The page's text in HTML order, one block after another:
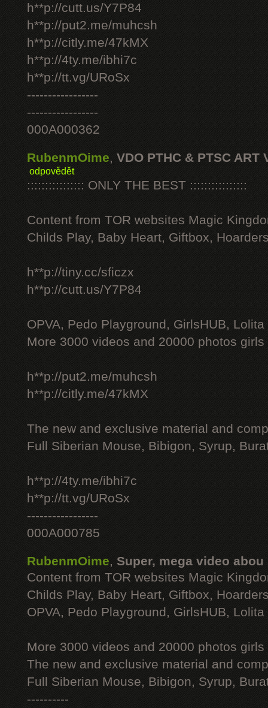
h**p://cutt.us/Y7P84
h**p://put2.me/muhcsh
h**p://citly.me/47kMX
h**p://4ty.me/ibhi7c
h**p://tt.vg/URoSx
-----------------
-----------------
000A000362
RubenmOime, VDO PTHC & PTSC ART
odpovědět
:::::::::::::::: ONLY THE BEST ::::::::::::::::
Content from TOR websites Magic
Childs Play, Baby Heart, Giftbox,
h**p://tiny.cc/sficzx
h**p://cutt.us/Y7P84
OPVA, Pedo Playground, GirlsHUB, Lolita
More 3000 videos and 20000 photos
h**p://put2.me/muhcsh
h**p://citly.me/47kMX
The new and exclusive material and
Full Siberian Mouse, Bibigon, Syrup,
h**p://4ty.me/ibhi7c
h**p://tt.vg/URoSx
-----------------
000A000785
RubenmOime, Super, mega video abou
Content from TOR websites Magic
Childs Play, Baby Heart, Giftbox,
OPVA, Pedo Playground, GirlsHUB, Lolita
More 3000 videos and 20000 photos
The new and exclusive material and
Full Siberian Mouse, Bibigon, Syrup,
----------